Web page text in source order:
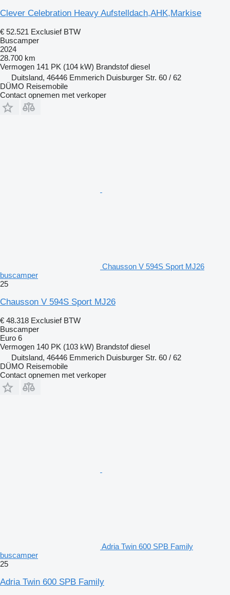
Clever Celebration Heavy Aufstelldach,AHK,Markise
€ 52.521 Exclusief BTW
Buscamper
2024
28.700 km
Vermogen 141 PK (104 kW) Brandstof diesel
Duitsland, 46446 Emmerich Duisburger Str. 60 / 62
DÜMO Reisemobile
Contact opnemen met verkoper
Chausson V 594S Sport MJ26
buscamper
25
Chausson V 594S Sport MJ26
€ 48.318 Exclusief BTW
Buscamper
Euro 6
Vermogen 140 PK (103 kW) Brandstof diesel
Duitsland, 46446 Emmerich Duisburger Str. 60 / 62
DÜMO Reisemobile
Contact opnemen met verkoper
Adria Twin 600 SPB Family
buscamper
25
Adria Twin 600 SPB Family